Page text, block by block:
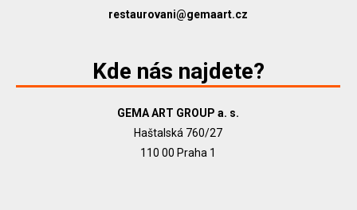
restaurovani@gemaart.cz
Kde nás najdete?
GEMA ART GROUP a. s.
Haštalská 760/27
110 00 Praha 1